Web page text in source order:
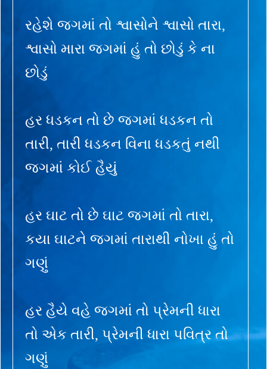
રહેશે જગમાં તો શ્વાસોને શ્વાસો તારા,
શ્વાસો મારા જગમાં હું તો છોડું કે ના
છોડું
હર ધડકન તો છે જગમાં ધડકન તો
તારી, તારી ધડકન વિના ધડકતું નથી
જગમાં કોઈ હૈયું
હર ઘાટ તો છે ઘાટ જગમાં તો તારા,
કયા ઘાટને જગમાં તારાથી નોખા હું તો
ગણું
હર હૈયે વહે જગમાં તો પ્રેમની ધારા
તો એક તારી, પ્રેમની ધારા પવિત્ર તો
ગણું